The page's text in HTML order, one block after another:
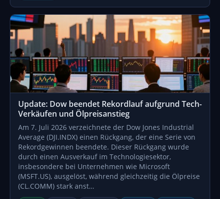
Update: Dow beendet Rekordlauf aufgrund Tech-
Verkäufen und Ölpreisanstieg
Am 7. Juli 2026 verzeichnete der Dow Jones Industrial
Average (DJI.INDX) einen Rückgang, der eine Serie von
Rekordgewinnen beendete. Dieser Rückgang wurde
durch einen Ausverkauf im Technologiesektor,
insbesondere bei Unternehmen wie Microsoft
(MSFT.US), ausgelöst, während gleichzeitig die Ölpreise
(CL.COMM) stark anst…